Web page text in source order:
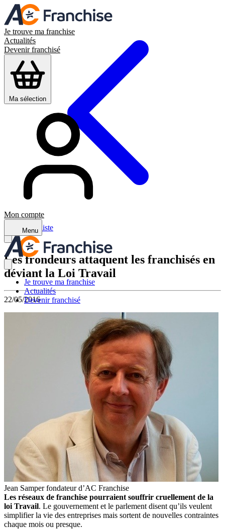
Je trouve ma franchise
Actualités
Devenir franchisé
Ma sélection
Mon compte
Menu
Je trouve ma franchise
Actualités
Devenir franchisé
Retour à la liste
Les frondeurs attaquent les franchisés en
déviant la Loi Travail
22/05/2016
Jean Samper fondateur d’AC Franchise
Les réseaux de franchise pourraient souffrir cruellement de la
loi Travail. Le gouvernement et le parlement disent qu’ils veulent
simplifier la vie des entreprises mais sortent de nouvelles contraintes
chaque mois ou presque.